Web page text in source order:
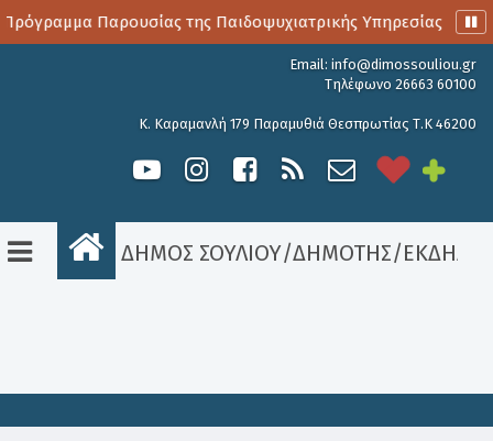
Παρουσίας της Παιδοψυχιατρικής Υπηρεσίας
Email: info@dimossouliou.gr
Τηλέφωνο 26663 60100
Κ. Καραμανλή 179 Παραμυθιά Θεσπρωτίας Τ.Κ 46200
ΔΗΜΟΣ ΣΟΥΛΙΟΥ/ΔΗΜΟΤΗΣ/